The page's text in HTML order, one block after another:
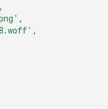
,
,
,